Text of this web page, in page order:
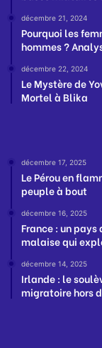
décembre 21, 2024
Pourquoi les
hommes ?
décembre 22, 2024
Le Mystère de
Mortel à Blika
décembre 17, 2025
Le Pérou en
peuple à bout
décembre 16, 2025
France : un pays
malaise qui
décembre 14, 2025
Irlande : le
migratoire hors